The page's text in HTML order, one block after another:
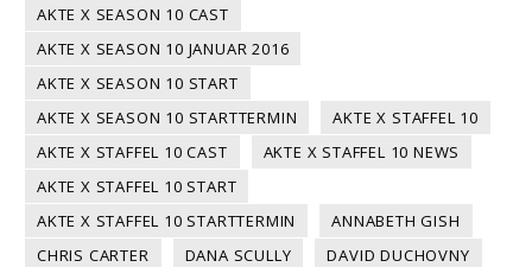
AKTE X SEASON 10 CAST
AKTE X SEASON 10 JANUAR 2016
AKTE X SEASON 10 START
AKTE X SEASON 10 STARTTERMIN
AKTE X STAFFEL 10
AKTE X STAFFEL 10 CAST
AKTE X STAFFEL 10 NEWS
AKTE X STAFFEL 10 START
AKTE X STAFFEL 10 STARTTERMIN
ANNABETH GISH
CHRIS CARTER
DANA SCULLY
DAVID DUCHOVNY